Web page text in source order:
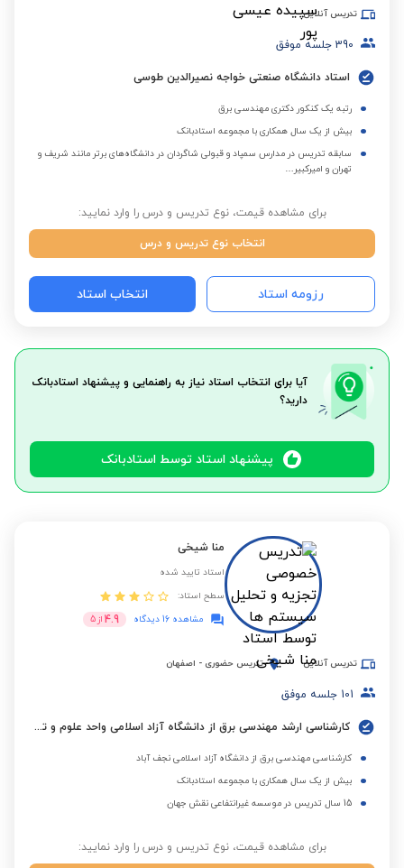
تدریس آنلاین
390 جلسه موفق
استاد دانشگاه صنعتی خواجه نصیرالدین طوسی
رتبه یک کنکور دکتری مهندسی برق
بیش از یک سال همکاری با مجموعه استادبانک
سابقه تدریس در مدارس سمپاد و قبولی شاگردان در دانشگاه‌های برتر مانند شریف و
تهران و امیرکبیر…
برای مشاهده قیمت، نوع تدریس و درس را وارد نمایید:
انتخاب نوع تدریس و درس
رزومه استاد انتخاب استاد
آیا برای انتخاب استاد نیاز به راهنمایی و پیشنهاد استادبانک
دارید؟
پیشنهاد استاد توسط استادبانک
منا شیخی
استاد تایید شده
سطح استاد:
مشاهده 16 دیدگاه
4.9 از 5
تدریس آنلاین تدریس حضوری - اصفهان
101 جلسه موفق
کارشناسی ارشد مهندسی برق از دانشگاه آزاد اسلامی واحد علوم و تحقیقات تهران
کارشناسی مهندسی برق از دانشگاه آزاد اسلامی نجف آباد
بیش از یک سال همکاری با مجموعه استادبانک
15 سال تدریس در موسسه غیرانتفاعی نقش جهان
برای مشاهده قیمت، نوع تدریس و درس را وارد نمایید: